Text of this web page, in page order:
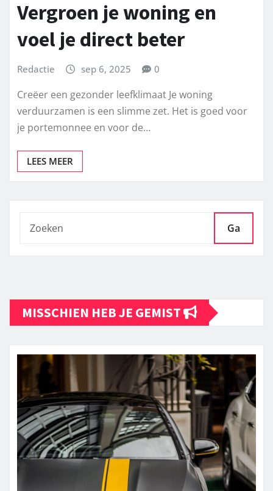
Vergroen je woning en
voel je direct beter
Redactie sep 6, 2025 0
Creëer een gezonder leefklimaat Je woning
verduurzamen is een slimme zet. Het is goed voor
je portemonnee en voor de…
LEES MEER
Ga
MISSCHIEN HEB JE GEMIST